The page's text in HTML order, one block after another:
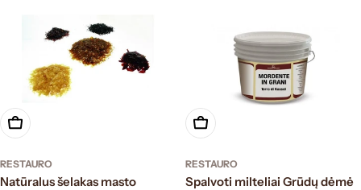
Scegli le opzioni
RESTAURO
Natūralus šelakas masto
Scegli le opzioni
RESTAURO
Spalvoti milteliai Grūdų dėmė